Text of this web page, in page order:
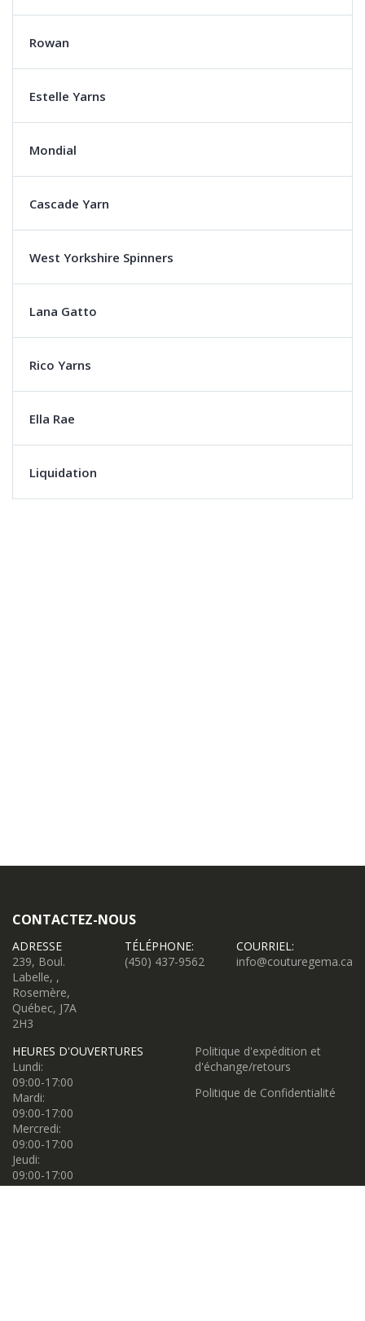
Rowan
Estelle Yarns
Mondial
Cascade Yarn
West Yorkshire Spinners
Lana Gatto
Rico Yarns
Ella Rae
Liquidation
CONTACTEZ-NOUS
ADRESSE
239, Boul.
Labelle, ,
Rosemère,
Québec, J7A
2H3
TÉLÉPHONE:
(450) 437-9562
COURRIEL:
info@couturegema.ca
HEURES D'OUVERTURES
Lundi:
09:00-17:00
Mardi:
09:00-17:00
Mercredi:
09:00-17:00
Jeudi:
09:00-17:00
Vendredi:
Politique d'expédition et
d'échange/retours
Politique de Confidentialité